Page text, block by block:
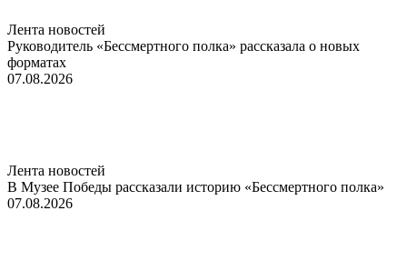
Лента новостей
Руководитель «Бессмертного полка» рассказала о новых
форматах
07.08.2026
Лента новостей
В Музее Победы рассказали историю «Бессмертного полка»
07.08.2026